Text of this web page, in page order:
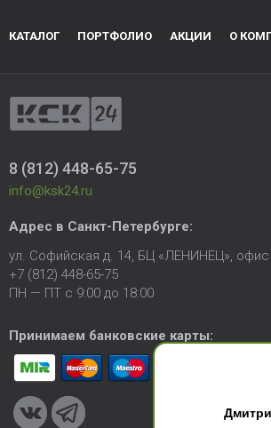
КАТАЛОГ ПОРТФОЛИО АКЦИИ О
8 (812) 448-65-75
info@ksk24.ru
Адрес в Санкт-Петербурге:
ул. Софийская д. 14, БЦ «ЛЕНИНЕЦ», офис
+7 (812) 448-65-75
ПН — ПТ с 9:00 до 18:00
Принимаем банковские карты: